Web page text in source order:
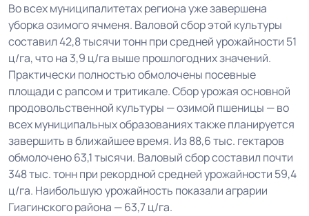
Во всех муниципалитетах региона уже завершена
уборка озимого ячменя. Валовой сбор этой культуры
составил 42,8 тысячи тонн при средней урожайности 51
ц/га, что на 3,9 ц/га выше прошлогодних значений.
Практически полностью обмолочены посевные
площади с рапсом и тритикале. Сбор урожая основной
продовольственной культуры — озимой пшеницы — во
всех муниципальных образованиях также планируется
завершить в ближайшее время. Из 88,6 тыс. гектаров
обмолочено 63,1 тысячи. Валовый сбор составил почти
348 тыс. тонн при рекордной средней урожайности 59,4
ц/га. Наибольшую урожайность показали аграрии
Гиагинского района — 63,7 ц/га.